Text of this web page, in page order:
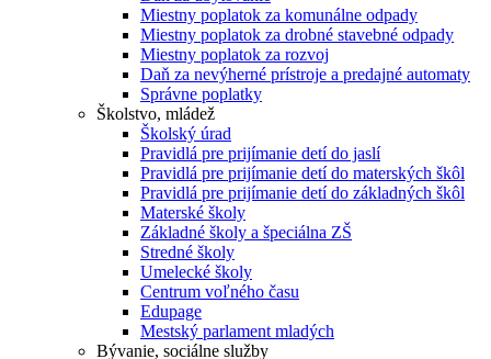
Miestny poplatok za komunálne odpady
Miestny poplatok za drobné stavebné odpady
Miestny poplatok za rozvoj
Daň za nevýherné prístroje a predajné automaty
Správne poplatky
Školstvo, mládež
Školský úrad
Pravidlá pre prijímanie detí do jaslí
Pravidlá pre prijímanie detí do materských škôl
Pravidlá pre prijímanie detí do základných škôl
Materské školy
Základné školy a špeciálna ZŠ
Stredné školy
Umelecké školy
Centrum voľného času
Edupage
Mestský parlament mladých
Bývanie, sociálne služby